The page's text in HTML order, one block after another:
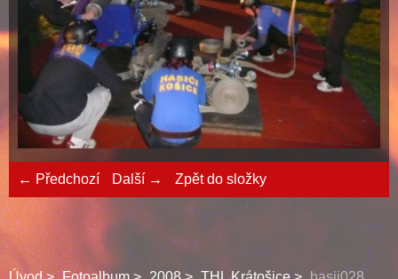
← Předchozí Další → Zpět do složky